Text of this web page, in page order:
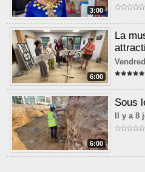
3:00
6:00
La
6:00
Sous
Il y a 8